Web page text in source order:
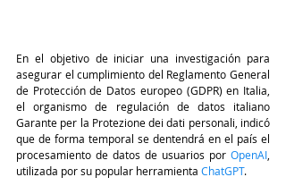
En el objetivo de iniciar una investigación para
asegurar el cumplimiento del Reglamento General
de Protección de Datos europeo (GDPR) en Italia,
el organismo de regulación de datos italiano
Garante per la Protezione dei dati personali, indicó
que de forma temporal se dentendrá en el país el
procesamiento de datos de usuarios por OpenAI
utilizada por su popular herramienta ChatGPT.